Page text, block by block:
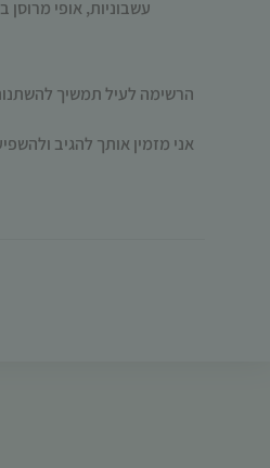
עשבוניות, אופי מרוסן
הרשימה לעיל תמשיך
אני מזמין אותך להגיב